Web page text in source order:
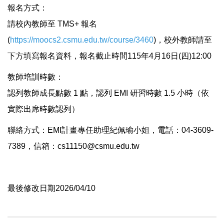
報名方式：
請校內教師至 TMS+ 報名
(https://moocs2.csmu.edu.tw/course/3460)，校外教師請至
下方填寫報名資料，報名截止時間115年4月16日(四)12:00
教師培訓時數：
認列教師成長點數 1 點，認列 EMI 研習時數 1.5 小時（依
實際出席時數認列）
聯絡方式：EMI計畫專任助理紀佩瑜小姐，電話：04-3609-
7389，信箱： cs11150@csmu.edu.tw
最後修改日期2026/04/10